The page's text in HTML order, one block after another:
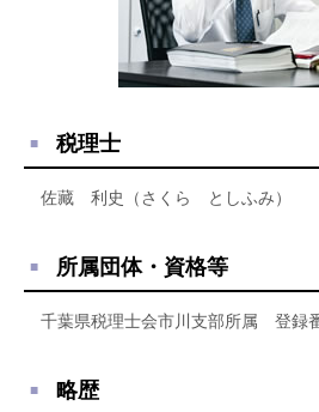
税理士
佐藏 利史（さくら としふみ）
所属団体・資格等
千葉県税理士会市川支部所属 登
略歴